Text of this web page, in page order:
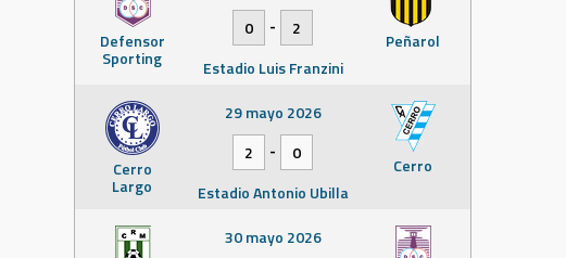
Defensor
Sporting
Peñarol
0
-
2
Estadio Luis Franzini
Cerro
Largo
Cerro
29 mayo 2026
2
-
0
Estadio Antonio Ubilla
30 mayo 2026